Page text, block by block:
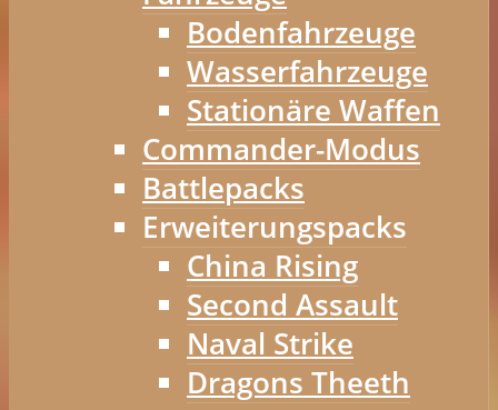
Bodenfahrzeuge
Wasserfahrzeuge
Stationäre Waffen
Commander-Modus
Battlepacks
Erweiterungspacks
China Rising
Second Assault
Naval Strike
Dragons Theeth